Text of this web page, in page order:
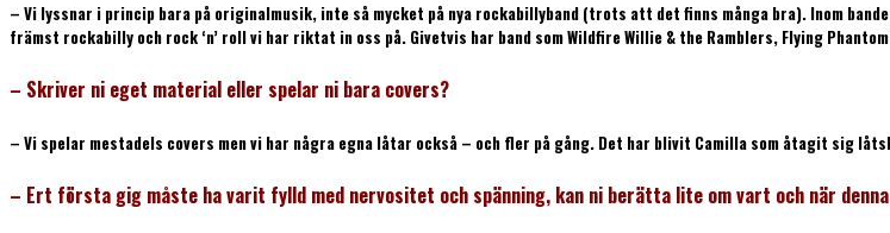
– Vi lyssnar i princip bara på originalmusik, inte så mycket på nya rockabillyband (trots att det finns många bra). Inom
främst rockabilly och rock ‘n’ roll vi har riktat in oss på. Givetvis har band som Wildfire Willie & the Ramblers, Flying
– Skriver ni eget material eller spelar ni bara covers?
– Vi spelar mestadels covers men vi har några egna låtar också – och fler på gång. Det har blivit Camilla som åtagit sig
– Ert första gig måste ha varit fylld med nervositet och spänning, kan ni berätta lite om vart och när